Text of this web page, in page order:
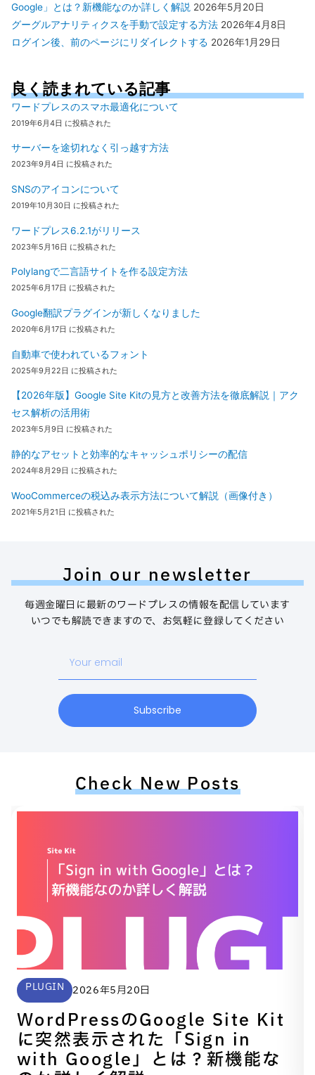
Google」とは？新機能なのか詳しく解説 2026年5月20日
グーグルアナリティクスを手動で設定する方法 2026年4月8日
ログイン後、前のページにリダイレクトする 2026年1月29日
良く読まれている記事
ワードプレスのスマホ最適化について
2019年6月4日 に投稿された
サーバーを途切れなく引っ越す方法
2023年9月4日 に投稿された
SNSのアイコンについて
2019年10月30日 に投稿された
ワードプレス6.2.1がリリース
2023年5月16日 に投稿された
Polylangで二言語サイトを作る設定方法
2025年6月17日 に投稿された
Google翻訳プラグインが新しくなりました
2020年6月17日 に投稿された
自動車で使われているフォント
2025年9月22日 に投稿された
【2026年版】Google Site Kitの見方と改善方法を徹底解説｜アク
セス解析の活用術
2023年5月9日 に投稿された
静的なアセットと効率的なキャッシュポリシーの配信
2024年8月29日 に投稿された
WooCommerceの税込み表示方法について解説（画像付き）
2021年5月21日 に投稿された
Join our newsletter
毎週金曜日に最新のワードプレスの情報を配信しています
いつでも解読できますので、お気軽に登録してください
email
Subscribe
Check New Posts
PLUGIN 2026年5月20日
WordPressのGoogle Site Kit
に突然表示された「Sign in
with Google」とは？新機能な